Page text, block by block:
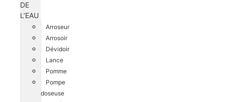
DE
L’EAU
Arroseur
Arrosoir
Dévidoir
Lance
Pomme
Pompe
doseuse